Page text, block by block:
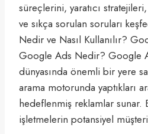
süreçlerini, yaratıcı
ve sıkça sorulan soruları
Nedir ve Nasıl Kullanılır?
Google Ads Nedir? Google
dünyasında önemli bir yere
arama motorunda yaptıkları
hedeflenmiş reklamlar sunar.
işletmelerin potansiyel